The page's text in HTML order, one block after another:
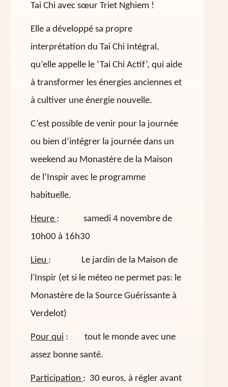
Tai Chi avec sœur Triet Nghiem !
Elle a développé sa propre
interprétation du Tai Chi Intégral,
qu’elle appelle le ‘Tai Chi Actif’, qui aide
à transformer les énergies anciennes et
à cultiver une énergie nouvelle.
C’est possible de venir pour la journée
ou bien d’intégrer la journée dans un
weekend au Monastère de la Maison
de l’Inspir avec le programme
habituelle.
Heure : samedi 4 novembre de
10h00 à 16h30
Lieu : Le jardin de la Maison de
l'Inspir (et si le méteo ne permet pas: le
Monastère de la Source Guérissante à
Verdelot)
Pour qui : tout le monde avec une
assez bonne santé.
Participation : 30 euros, à régler avant